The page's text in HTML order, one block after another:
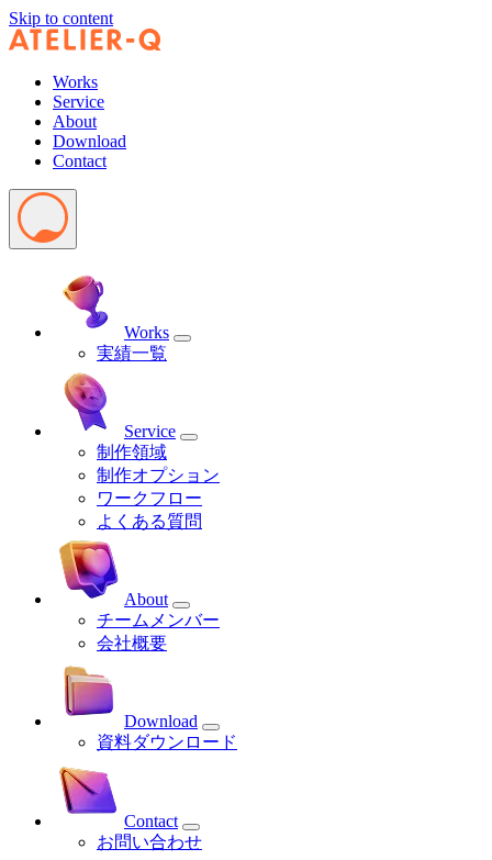
Skip to content
Works
Service
About
Download
Contact
Works
実績一覧
Service
制作領域
制作オプション
ワークフロー
よくある質問
About
チームメンバー
会社概要
Download
資料ダウンロード
Contact
お問い合わせ